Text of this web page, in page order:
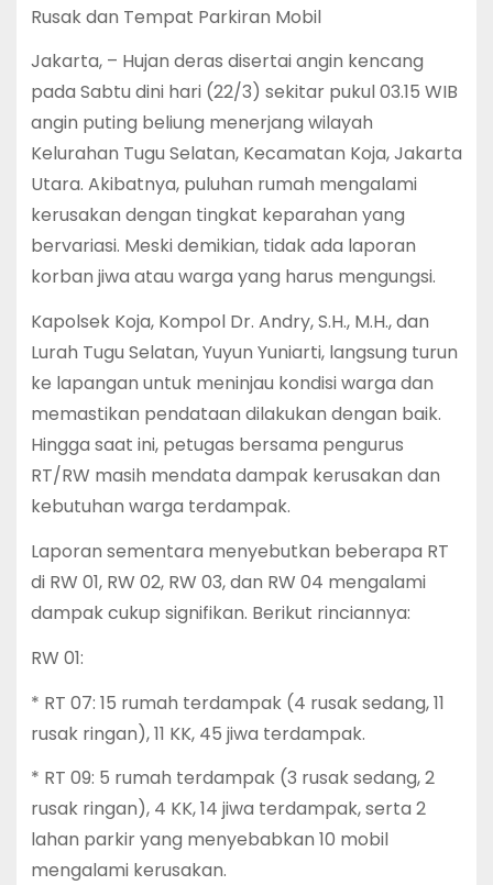
Rusak dan Tempat Parkiran Mobil
Jakarta, – Hujan deras disertai angin kencang
pada Sabtu dini hari (22/3) sekitar pukul 03.15 WIB
angin puting beliung menerjang wilayah
Kelurahan Tugu Selatan, Kecamatan Koja, Jakarta
Utara. Akibatnya, puluhan rumah mengalami
kerusakan dengan tingkat keparahan yang
bervariasi. Meski demikian, tidak ada laporan
korban jiwa atau warga yang harus mengungsi.
Kapolsek Koja, Kompol Dr. Andry, S.H., M.H., dan
Lurah Tugu Selatan, Yuyun Yuniarti, langsung turun
ke lapangan untuk meninjau kondisi warga dan
memastikan pendataan dilakukan dengan baik.
Hingga saat ini, petugas bersama pengurus
RT/RW masih mendata dampak kerusakan dan
kebutuhan warga terdampak.
Laporan sementara menyebutkan beberapa RT
di RW 01, RW 02, RW 03, dan RW 04 mengalami
dampak cukup signifikan. Berikut rinciannya:
RW 01:
* RT 07: 15 rumah terdampak (4 rusak sedang, 11
rusak ringan), 11 KK, 45 jiwa terdampak.
* RT 09: 5 rumah terdampak (3 rusak sedang, 2
rusak ringan), 4 KK, 14 jiwa terdampak, serta 2
lahan parkir yang menyebabkan 10 mobil
mengalami kerusakan.